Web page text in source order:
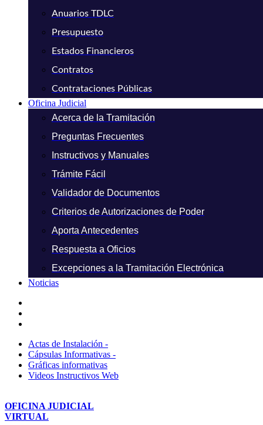
Anuarios TDLC
Presupuesto
Estados Financieros
Contratos
Contrataciones Públicas
Oficina Judicial
Acerca de la Tramitación
Preguntas Frecuentes
Instructivos y Manuales
Trámite Fácil
Validador de Documentos
Criterios de Autorizaciones de Poder
Aporta Antecedentes
Respuesta a Oficios
Excepciones a la Tramitación Electrónica
Noticias
Actas de Instalación -
Cápsulas Informativas -
Gráficas informativas
Videos Instructivos Web
OFICINA JUDICIAL
VIRTUAL